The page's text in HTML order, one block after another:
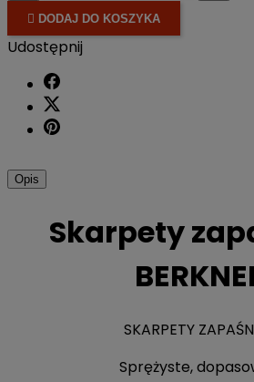
 DODAJ DO KOSZYKA
Udostępnij
Opis
Skarpety
SKARPETY
Sprężyste,